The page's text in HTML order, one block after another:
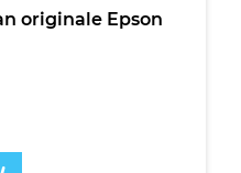
originale Epson